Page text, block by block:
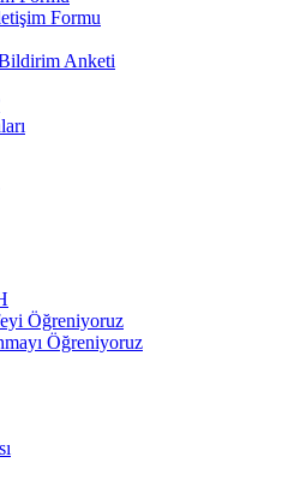
Formu
Anketi
Öğreniyoruz
Öğreniyoruz